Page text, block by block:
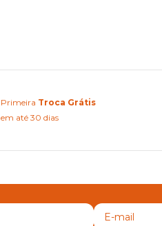
Primeira Troca Grátis
em até 30 dias